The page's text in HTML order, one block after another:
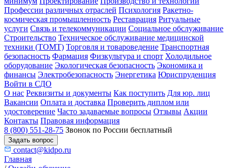
Профессии различных отраслей Психология Ракетно-
космическая промышленность Реставрация Ритуальные
услуги Связь и телекоммуникации Социальное обслуживание
Строительство Техническое обслуживание медицинской
техники (ТОМТ) Торговля и товароведение Транспортная
безопасность Фармация Физкультура и спорт Холодильное
оборудование Экологическая безопасность Экономика и
финансы Электробезопасность Энергетика Юриспруденция
Войти в СДО
О нас Реквизиты и документы Как поступить Для юр. лиц
Вакансии Оплата и доставка Проверить диплом или
удостоверение Часто задаваемые вопросы Отзывы Акции
Контакты Правовая информация
8 (800) 551-28-75 Звонок по России бесплатный
Задать вопрос
contact@kidpo.ru
Главная